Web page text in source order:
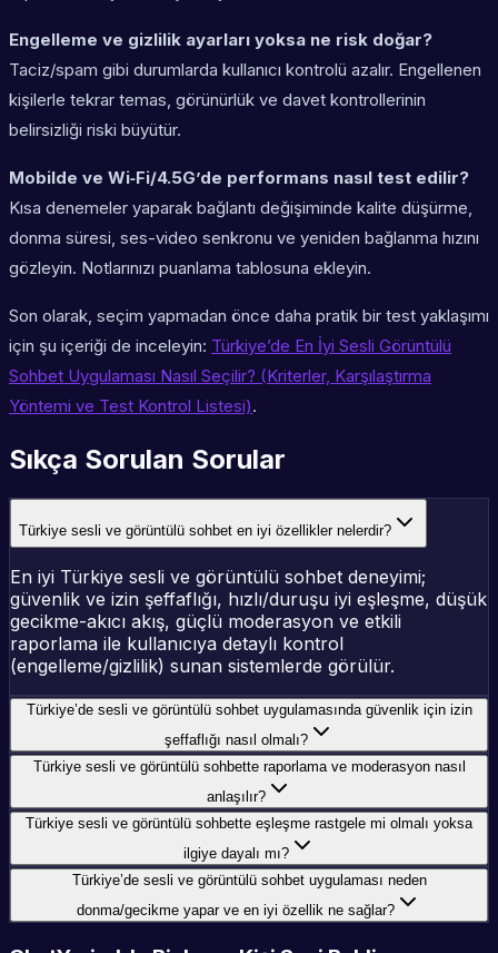
Engelleme ve gizlilik ayarları yoksa ne risk doğar?
Taciz/spam gibi durumlarda kullanıcı kontrolü azalır. Engellenen
kişilerle tekrar temas, görünürlük ve davet kontrollerinin
belirsizliği riski büyütür.
Mobilde ve Wi‑Fi/4.5G’de performans nasıl test edilir?
Kısa denemeler yaparak bağlantı değişiminde kalite düşürme,
donma süresi, ses-video senkronu ve yeniden bağlanma hızını
gözleyin. Notlarınızı puanlama tablosuna ekleyin.
Son olarak, seçim yapmadan önce daha pratik bir test yaklaşımı
için şu içeriği de inceleyin: Türkiye’de En İyi Sesli Görüntülü
Sohbet Uygulaması Nasıl Seçilir? (Kriterler, Karşılaştırma
Yöntemi ve Test Kontrol Listesi).
Sıkça Sorulan Sorular
Türkiye sesli ve görüntülü sohbet en iyi özellikler nelerdir?
En iyi Türkiye sesli ve görüntülü sohbet deneyimi;
güvenlik ve izin şeffaflığı, hızlı/duruşu iyi eşleşme, düşük
gecikme-akıcı akış, güçlü moderasyon ve etkili
raporlama ile kullanıcıya detaylı kontrol
(engelleme/gizlilik) sunan sistemlerde görülür.
Türkiye’de sesli ve görüntülü sohbet uygulamasında güvenlik için izin
şeffaflığı nasıl olmalı?
Türkiye sesli ve görüntülü sohbette raporlama ve moderasyon nasıl
anlaşılır?
Türkiye sesli ve görüntülü sohbette eşleşme rastgele mi olmalı yoksa
ilgiye dayalı mı?
Türkiye’de sesli ve görüntülü sohbet uygulaması neden
donma/gecikme yapar ve en iyi özellik ne sağlar?